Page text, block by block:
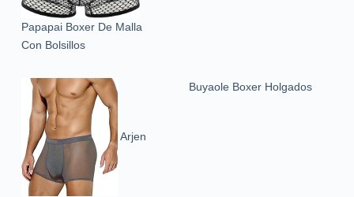
Papapai Boxer De Malla
Con Bolsillos
Arjen
Buyaole Boxer Holgados